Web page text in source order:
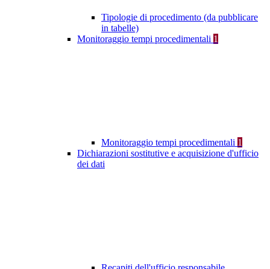
Tipologie di procedimento (da pubblicare
in tabelle)
Monitoraggio tempi procedimentali 1
Monitoraggio tempi procedimentali 1
Dichiarazioni sostitutive e acquisizione d'ufficio
dei dati